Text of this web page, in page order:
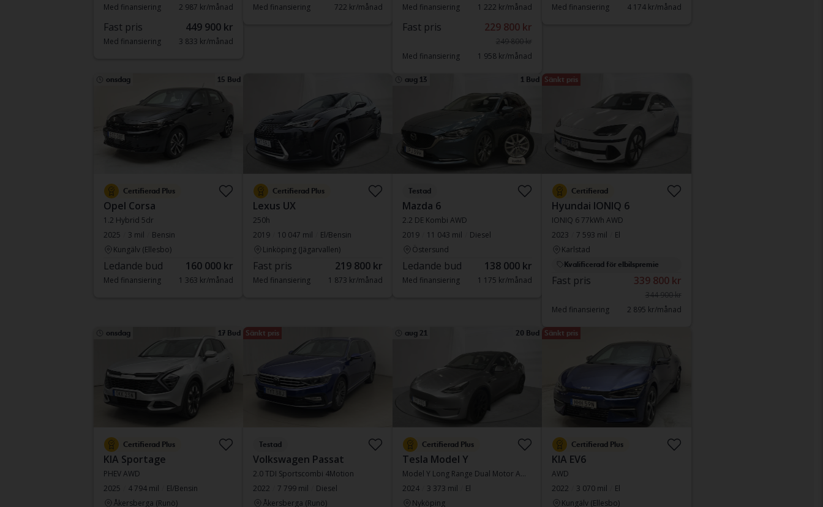
Med finansiering 2 987 kr/månad
Fast pris 449 900 kr
Med finansiering 3 833 kr/månad
Med finansiering 722 kr/månad Med finansiering 1 222 kr/månad
Fast pris 229 800 kr
249 800 kr
Med finansiering
1 958 kr/månad
Med finansiering 4 174 kr/månad
onsdag 15 Bud
Certifierad Plus
Opel Corsa
1.2 Hybrid 5dr
2025
3 mil
Bensin
Kungälv (Ellesbo)
Ledande bud 160 000 kr
Med finansiering 1 363 kr/månad
Certifierad Plus
Lexus UX
250h
2019
10 047 mil
El/Bensin
Linköping (Jägarvallen)
Fast pris 219 800 kr
Med finansiering 1 873 kr/månad
aug 13 1 Bud
Testad
Mazda 6
2.2 DE Kombi AWD
2019
11 043 mil
Diesel
Östersund
Ledande bud 138 000 kr
Med finansiering 1 175 kr/månad
Sänkt pris
Certifierad
Hyundai IONIQ 6
IONIQ 6 77kWh AWD
2023
7 593 mil
El
Karlstad
Kvalificerad för elbilspremie
Fast pris 339 800 kr
344 900 kr
Med finansiering
2 895 kr/månad
onsdag 17 Bud
Certifierad Plus
KIA Sportage
PHEV AWD
2025
4 794 mil
El/Bensin
Åkersberga (Runö)
Sänkt pris
Testad
Volkswagen Passat
2.0 TDI Sportscombi 4Motion
2022
7 799 mil
Diesel
Åkersberga (Runö)
aug 21 20 Bud
Certifierad Plus
Tesla Model Y
Model Y Long Range Dual Motor AWD
2024
3 373 mil
El
Nyköping
Sänkt pris
Certifierad Plus
KIA EV6
AWD
2022
3 070 mil
El
Kungälv (Ellesbo)